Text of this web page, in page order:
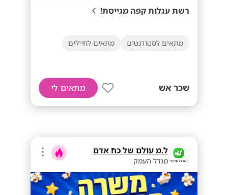
רשת עגלות קפה מגייסת!
מתאים לסטודנטים מתאים לחיילים
שכר אש מתאים לי
ל.מ עולם של כח אדם
מגדל העמק